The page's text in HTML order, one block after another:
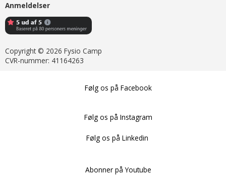
Anmeldelser
Copyright © 2026 Fysio Camp
CVR-nummer: 41164263
Følg os på Facebook
Følg os på Instagram
Følg os på Linkedin
Abonner på Youtube